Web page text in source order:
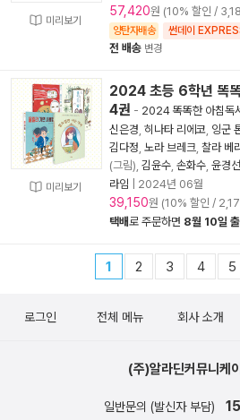
미리보기
57,420원 (10% 할인 /
양탄자배송 썬데이
전 배송 변경
미리보기
2024 초등 6학년 똑
4권 - 2024 똑똑한 아침독
신은경 히나타 리에코 잉군
김다정 노라 브레크 찰라 베
(그림), 김윤수 손화수 윤경선
라임
2024년 06월
39,150원 (10% 할인 /
택배로 주문하면 8월 10일
1 2 3 4 5
로그인 전체 메뉴 회사 소개
(주)알라딘커뮤니케
일반문의 (발신자 부담)